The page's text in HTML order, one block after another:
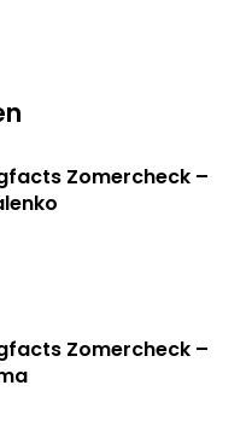
Zomercheck –
Zomercheck –